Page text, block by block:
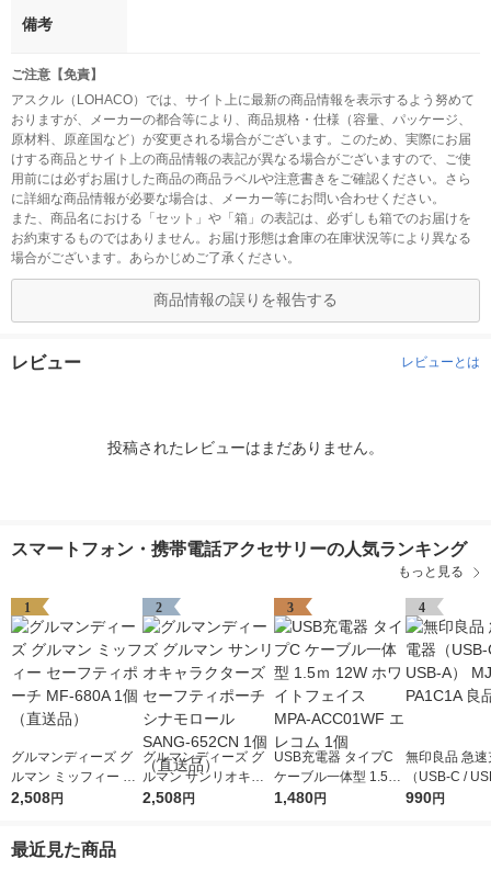
備考
ご注意【免責】
アスクル（LOHACO）では、サイト上に最新の商品情報を表示するよう努めて
おりますが、メーカーの都合等により、商品規格・仕様（容量、パッケージ、
原材料、原産国など）が変更される場合がございます。このため、実際にお届
けする商品とサイト上の商品情報の表記が異なる場合がございますので、ご使
用前には必ずお届けした商品の商品ラベルや注意書きをご確認ください。さら
に詳細な商品情報が必要な場合は、メーカー等にお問い合わせください。
また、商品名における「セット」や「箱」の表記は、必ずしも箱でのお届けを
お約束するものではありません。お届け形態は倉庫の在庫状況等により異なる
場合がございます。あらかじめご了承ください。
商品情報の誤りを報告する
レビュー レビューとは
投稿されたレビューはまだありません。
スマートフォン・携帯電話アクセサリーの人気ランキング
もっと見る
1
グルマンディーズ グ
ルマン ミッフィー セ
ーフティポーチ MF-6
2,508円
2
グルマンディーズ グ
ルマン サンリオキャ
ラクターズ セーフテ
2,508円
3
USB充電器 タイプC
ケーブル一体型 1.5ｍ
12W ホワイトフェイ
1,480円
4
無印良品 急速
（USB-C /
MJ-PA1C1A
990円
最近見た商品